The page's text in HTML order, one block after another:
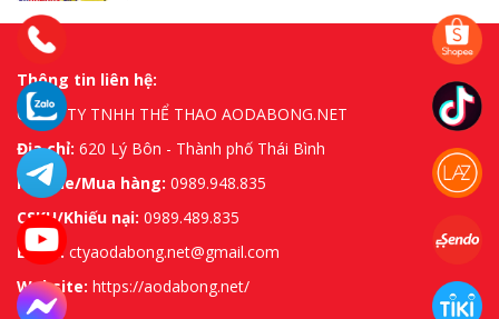
Thông tin liên hệ:
CÔNG TY TNHH THỂ THAO AODABONG.NET
Địa chỉ: 620 Lý Bôn - Thành phố Thái Bình
Hotline/Mua hàng: 0989.948.835
CSKH/Khiếu nại: 0989.489.835
Email:ctyaodabong.net@gmail.com
Website: https://aodabong.net/